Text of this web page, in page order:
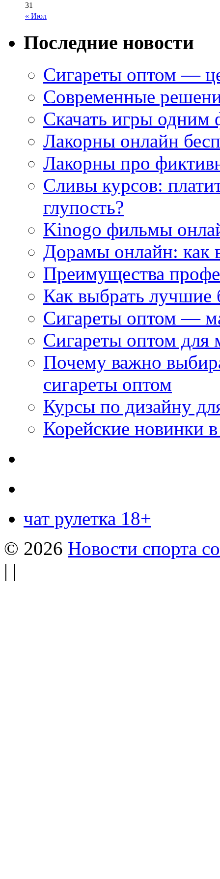
« Июл
31
Последние новости
Сигареты оптом —
Современные
Скачать игры одним
Лакорны онлайн
Лакорны про
Сливы курсов:
глупость?
Kinogo фильмы
Дорамы онлайн: как
Преимущества
Как выбрать
Сигареты оптом —
Сигареты оптом для
Почему важно
сигареты оптом
Курсы по дизайну
Корейские новинки
чат рулетка 18+
© 2026 Новости спорта
| |